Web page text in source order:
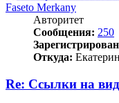
Faseto Merkany
Авторитет
Сообщения: 250
Откуда:
Re: Ссылки на